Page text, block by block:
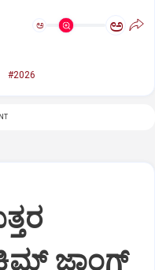
ಅ ಅ
#2026
ಕಿಮ್‌ ಜಾಂಗ್‌